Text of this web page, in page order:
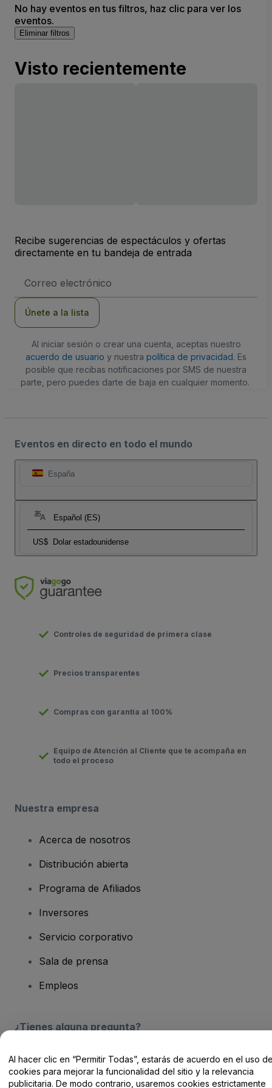
No hay eventos en tus filtros, haz clic para ver los
eventos.
Eliminar filtros
Visto recientemente
Recibe sugerencias de espectáculos y ofertas
directamente en tu bandeja de entrada
de
Únete a la lista
Al iniciar sesión o crear una cuenta, aceptas nuestro
acuerdo de usuario y nuestra política de privacidad. Es
posible que recibas notificaciones por SMS de nuestra
parte, pero puedes darte de baja en cualquier momento.
Eventos en directo en todo el mundo
España
Español (ES)
US$ Dolar estadounidense
Controles de seguridad de primera clase
Precios transparentes
Compras con garantía al 100%
Equipo de Atención al Cliente que te acompaña en
todo el proceso
Nuestra empresa
Acerca de nosotros
Distribución abierta
Programa de Afiliados
Inversores
Servicio corporativo
Sala de prensa
Empleos
¿Tienes alguna pregunta?
Centro de Ayuda / Contacto
Al hacer clic en “Permitir Todas”, estarás de acuerdo en el uso
cookies para mejorar la funcionalidad del sitio y la relevancia
publicitaria. De modo contrario, usaremos cookies estrictamente